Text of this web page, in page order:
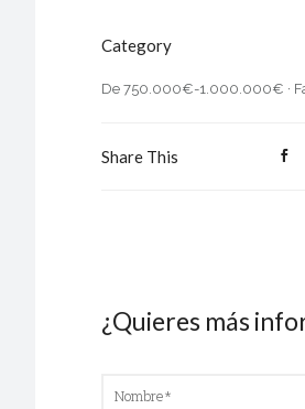
Category
De 750.000€-1.000.000€ ·
Share This
¿Quieres más